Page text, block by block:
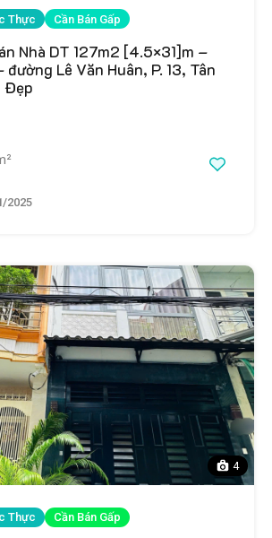
Thực Cần Bán Gấp
Nhà DT 127m2 [4.5×31]m –
đường Lê Văn Huân, P. 13, Tân
Đẹp
2025
4
Thực Cần Bán Gấp